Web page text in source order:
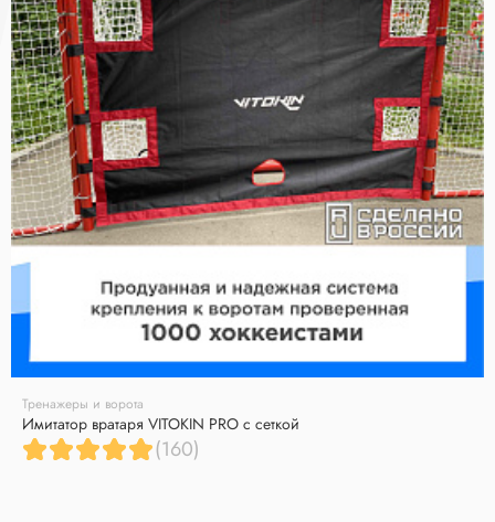
Тренажеры и ворота
Имитатор вратаря VITOKIN PRO с сеткой
(160)